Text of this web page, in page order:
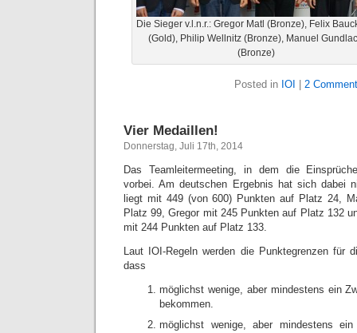
Die Sieger v.l.n.r.: Gregor Matl (Bronze), Felix
(Gold), Philip Wellnitz (Bronze), Manuel
(Bronze)
Posted in IOI 2
Vier Medaillen!
Donnerstag, Juli 17th, 2014
Das Teamleitermeeting, in dem die
vorbei. Am deutschen Ergebnis hat sich dabei
liegt mit 449 (von 600) Punkten auf Platz 24,
Platz 99, Gregor mit 245 Punkten auf Platz 132
mit 244 Punkten auf Platz 133.
Laut IOI-Regeln werden die Punktegrenzen für
dass
möglichst wenige, aber mindestens ein
bekommen.
möglichst wenige, aber mindestens